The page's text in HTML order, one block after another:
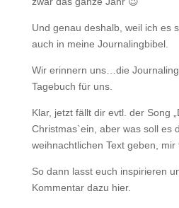
Und genau deshalb, weil ich es
auch in meine Journalingbibel.
Wir erinnern uns…die
Tagebuch für uns.
Klar, jetzt fällt dir evtl. der Song
Christmas`ein, aber was soll es
weihnachtlichen Text geben, mir
So dann lasst euch inspirieren
Kommentar dazu hier.